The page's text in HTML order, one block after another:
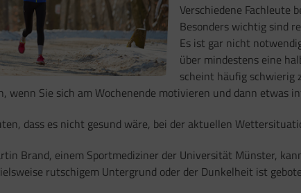
Verschiedene Fachleute
Besonders wichtig sind
Es ist gar nicht notwendi
über mindestens eine
scheint häufig schwierig
wenn Sie sich am Wochenende motivieren und dann etwas
dass es nicht gesund wäre, bei der aktuellen
Brand, einem Sportmediziner der Universität Münster,
rutschigem Untergrund oder der Dunkelheit ist